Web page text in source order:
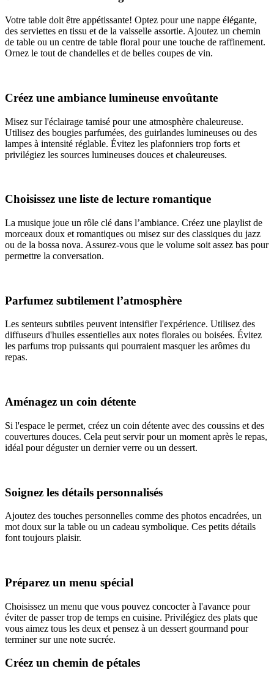
Votre table doit être appétissante! Optez pour une nappe élégante,
des serviettes en tissu et de la vaisselle assortie. Ajoutez un chemin
de table ou un centre de table floral pour une touche de raffinement.
Ornez le tout de chandelles et de belles coupes de vin.
Créez une ambiance lumineuse envoûtante
Misez sur l'éclairage tamisé pour une atmosphère chaleureuse.
Utilisez des bougies parfumées, des guirlandes lumineuses ou des
lampes à intensité réglable. Évitez les plafonniers trop forts et
privilégiez les sources lumineuses douces et chaleureuses.
Choisissez une liste de lecture romantique
La musique joue un rôle clé dans l’ambiance. Créez une playlist de
morceaux doux et romantiques ou misez sur des classiques du jazz
ou de la bossa nova. Assurez-vous que le volume soit assez bas pour
permettre la conversation.
Parfumez subtilement l’atmosphère
Les senteurs subtiles peuvent intensifier l'expérience. Utilisez des
diffuseurs d'huiles essentielles aux notes florales ou boisées. Évitez
les parfums trop puissants qui pourraient masquer les arômes du
repas.
Aménagez un coin détente
Si l'espace le permet, créez un coin détente avec des coussins et des
couvertures douces. Cela peut servir pour un moment après le repas,
idéal pour déguster un dernier verre ou un dessert.
Soignez les détails personnalisés
Ajoutez des touches personnelles comme des photos encadrées, un
mot doux sur la table ou un cadeau symbolique. Ces petits détails
font toujours plaisir.
Préparez un menu spécial
Choisissez un menu que vous pouvez concocter à l'avance pour
éviter de passer trop de temps en cuisine. Privilégiez des plats que
vous aimez tous les deux et pensez à un dessert gourmand pour
terminer sur une note sucrée.
Créez un chemin de pétales